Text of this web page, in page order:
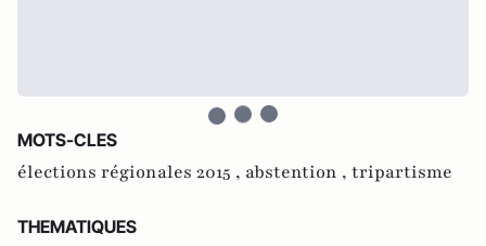
MOTS-CLES
élections régionales 2015 , abstention , tripartisme
THEMATIQUES